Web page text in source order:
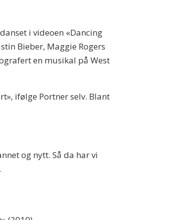
i videoen «Dancing
Bieber, Maggie Rogers
en musikal på West
ifølge Portner selv. Blant
og nytt. Så da har vi